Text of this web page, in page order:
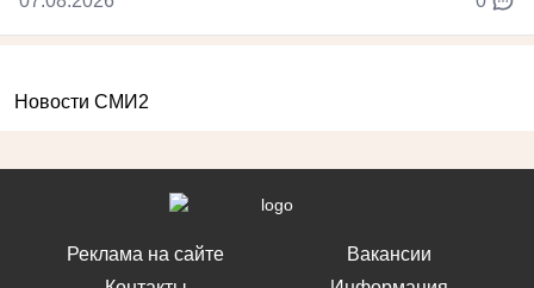
Новости СМИ2
Реклама на сайте
Вакансии